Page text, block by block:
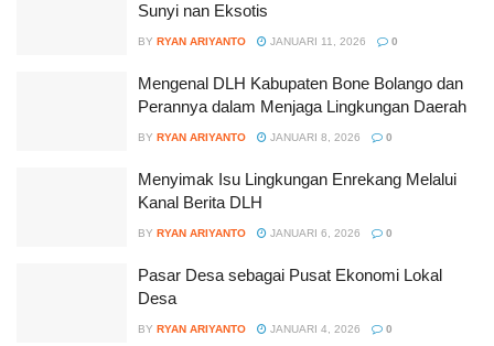
Sunyi nan Eksotis
BY RYAN ARIYANTO JANUARI 11, 2026 0
Mengenal DLH Kabupaten Bone Bolango dan
Perannya dalam Menjaga Lingkungan Daerah
BY RYAN ARIYANTO JANUARI 8, 2026 0
Menyimak Isu Lingkungan Enrekang Melalui
Kanal Berita DLH
BY RYAN ARIYANTO JANUARI 6, 2026 0
Pasar Desa sebagai Pusat Ekonomi Lokal
Desa
BY RYAN ARIYANTO JANUARI 4, 2026 0